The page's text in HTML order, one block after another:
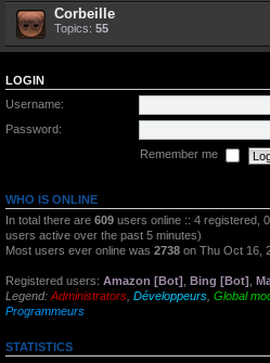
Corbeille
Topics: 55
LOGIN
Username:
Password:
Remember me
WHO IS ONLINE
In total there are 609 users online :: 4 registered,
users active over the past 5 minutes)
Most users ever online was 2738 on Thu Oct 16,
Registered users: Amazon [Bot] Bing [Bot]
Legend: Administrators Développeurs Global
Programmeurs
STATISTICS